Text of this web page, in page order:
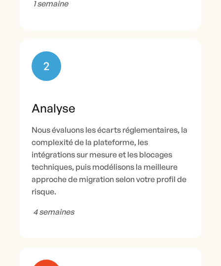
1 semaine
Analyse
Nous évaluons les écarts réglementaires, la
complexité de la plateforme, les
intégrations sur mesure et les blocages
techniques, puis modélisons la meilleure
approche de migration selon votre profil de
risque.
4 semaines